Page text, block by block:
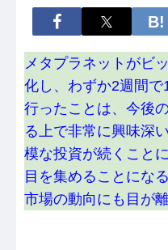
メタプラネットがビ
化し、わずか2週間
行ったことは、今後
る上で非常に興味深
模な投資が続くこと
目を集めることにな
市場の動向にも目が